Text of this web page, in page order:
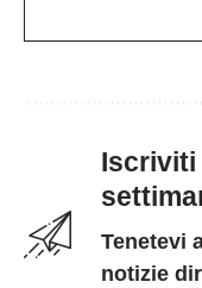
Iscriviti
Tenetevi
notizie